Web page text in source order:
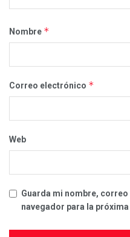
Nombre *
Correo electrónico *
Web
Guarda mi nombre,
navegador para la